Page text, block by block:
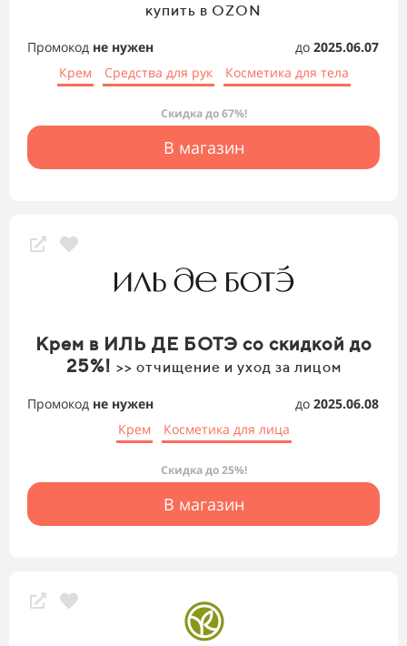
купить в OZON
Промокод не нужен до 2025.06.07
Крем
Средства для рук Косметика для тела
Скидка до 67%!
В магазин
Крем в ИЛЬ ДЕ БОТЭ со скидкой до
25%! >> отчищение и уход за лицом
Промокод не нужен до 2025.06.08
Крем
Косметика для лица
Скидка до 25%!
В магазин